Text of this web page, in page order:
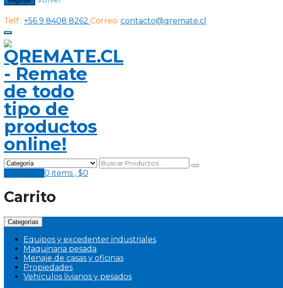
Telf.: +56 9 8408 8262 Correo: contacto@qremate.cl
0 items , $0
Carrito
Categorías
Equipos y excedenter industriales
Maquinaria pesada
Menaje de casas y oficinas
Propiedades
Vehículos livianos y pesados